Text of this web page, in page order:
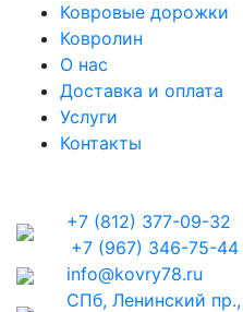
Ковровые дорожки
Ковролин
О нас
Доставка и оплата
Услуги
Контакты
+7 (812) 377-09-32
+7 (967) 346-75-44
info@kovry78.ru
СПб, Ленинский пр.,